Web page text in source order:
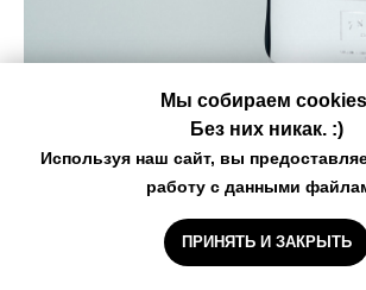
Дополнительная
Мы собираем
Без них никак. :)
Используя наш сайт, вы
работу с данными
ПРИНЯТЬ И ЗАКРЫТЬ